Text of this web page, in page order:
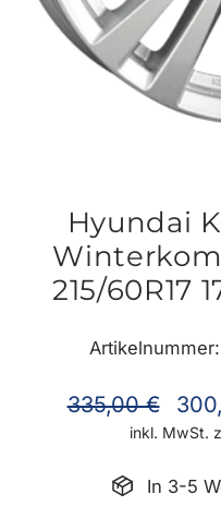
Hyundai
215/60R17
Normaler
335,00 €
inkl. MwSt.
In 3-5